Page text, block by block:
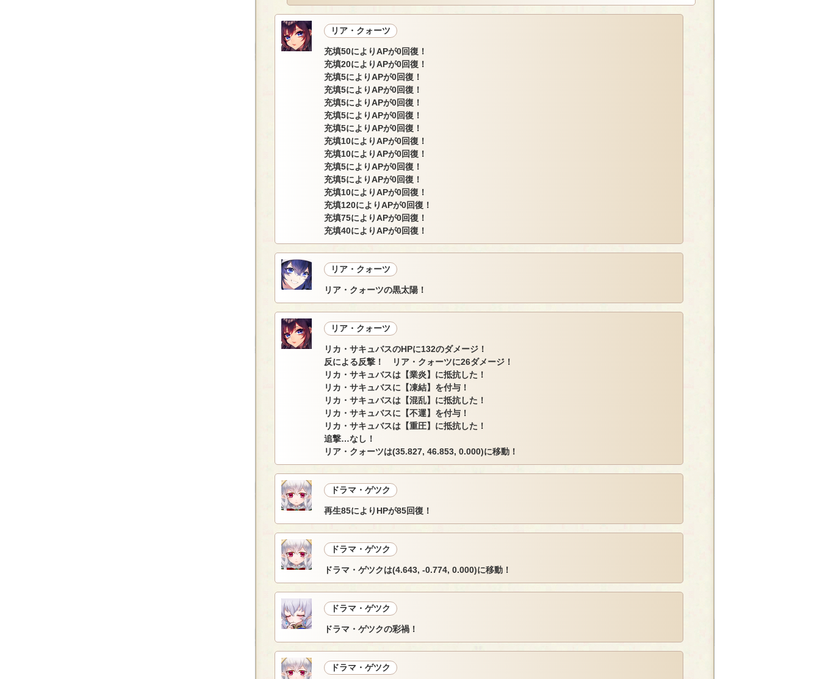
リア・クォーツ
充填50によりAPが0回復！
充填20によりAPが0回復！
充填5によりAPが0回復！
充填5によりAPが0回復！
充填5によりAPが0回復！
充填5によりAPが0回復！
充填5によりAPが0回復！
充填10によりAPが0回復！
充填10によりAPが0回復！
充填5によりAPが0回復！
充填5によりAPが0回復！
充填10によりAPが0回復！
充填120によりAPが0回復！
充填75によりAPが0回復！
充填40によりAPが0回復！
リア・クォーツ
リア・クォーツの黒太陽！
リア・クォーツ
リカ・サキュバスのHPに132のダメージ！
反による反撃！ リア・クォーツに26ダメージ！
リカ・サキュバスは【業炎】に抵抗した！
リカ・サキュバスに【凍結】を付与！
リカ・サキュバスは【混乱】に抵抗した！
リカ・サキュバスに【不運】を付与！
リカ・サキュバスは【重圧】に抵抗した！
追撃…なし！
リア・クォーツは(35.827, 46.853, 0.000)に移動！
ドラマ・ゲツク
再生85によりHPが85回復！
ドラマ・ゲツク
ドラマ・ゲツクは(4.643, -0.774, 0.000)に移動！
ドラマ・ゲツク
ドラマ・ゲツクの彩禍！
ドラマ・ゲツク